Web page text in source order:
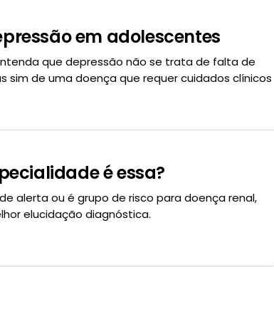
em adolescentes
que depressão não se trata de falta de
sim de uma doença que requer cuidados clínicos
é essa?
alerta ou é grupo de risco para doença renal,
elucidação diagnóstica.